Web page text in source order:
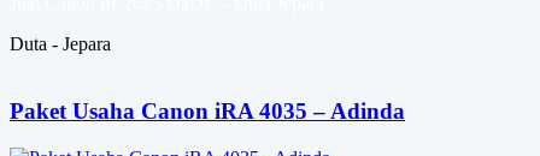
Duta - Jepara
Paket Usaha Canon iRA 4035 – Adinda